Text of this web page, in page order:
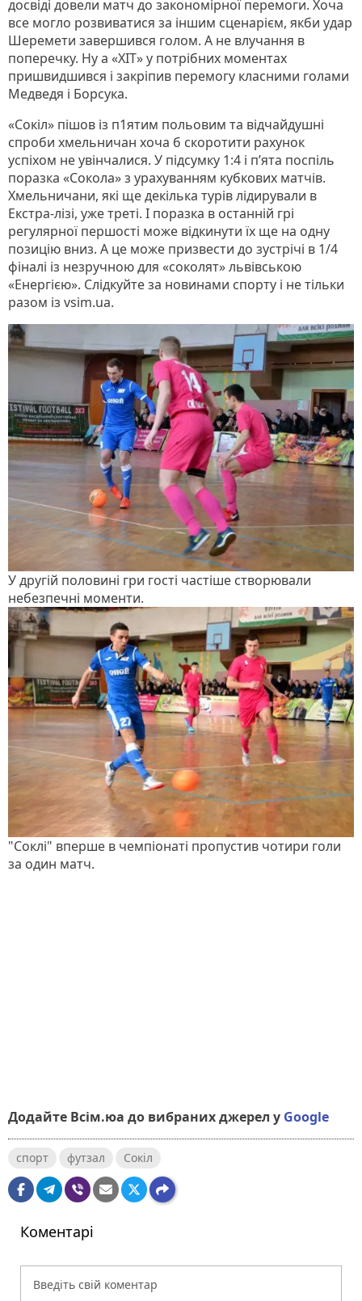
досвіді довели матч до закономірної перемоги. Хоча
все могло розвиватися за іншим сценарієм, якби удар
Шеремети завершився голом. А не влучання в
поперечку. Ну а «ХІТ» у потрібних моментах
пришвидшився і закріпив перемогу класними голами
Медведя і Борсука.
«Сокіл» пішов із п1ятим польовим та відчайдушні
спроби хмельничан хоча б скоротити рахунок
успіхом не увінчалися. У підсумку 1:4 і п’ята поспіль
поразка «Сокола» з урахуванням кубкових матчів.
Хмельничани, які ще декілька турів лідирували в
Екстра-лізі, уже треті. І поразка в останній грі
регулярної першості може відкинути їх ще на одну
позицію вниз. А це може призвести до зустрічі в 1/4
фіналі із незручною для «соколят» львівською
«Енергією». Слідкуйте за новинами спорту і не тільки
разом із vsim.ua.
У другій половині гри гості частіше створювали
небезпечні моменти.
"Соклі" вперше в чемпіонаті пропустив чотири голи
за один матч.
Додайте Всім.юа до вибраних джерел у Google
спорт футзал Сокіл
Коментарі